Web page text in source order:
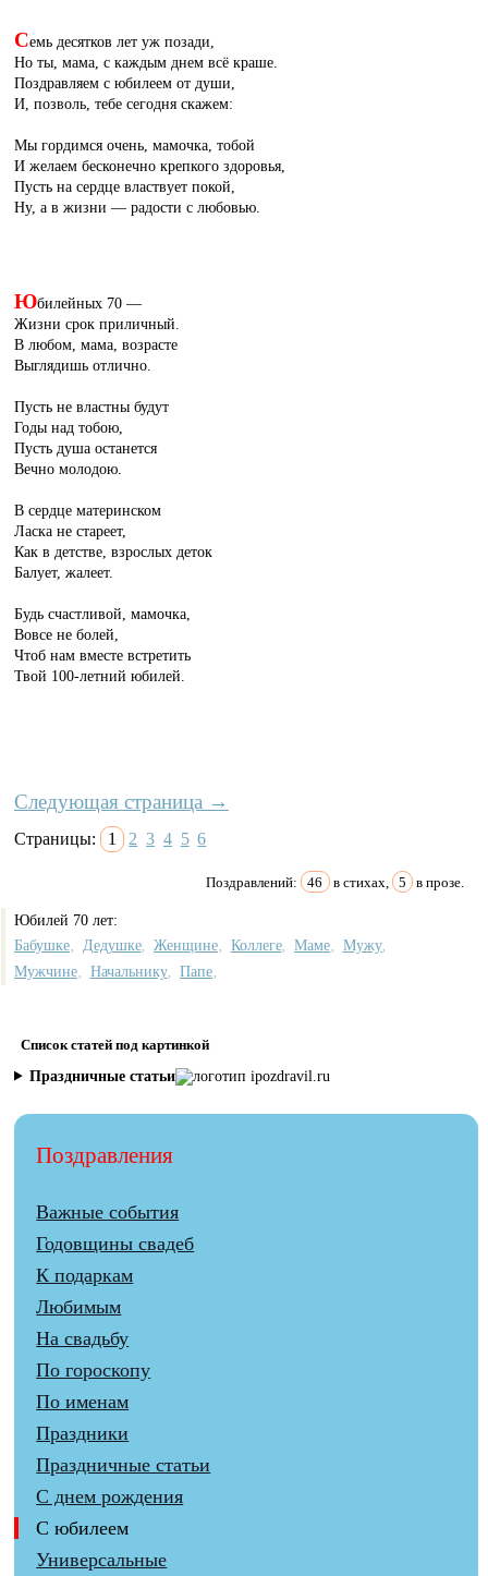
Семь десятков лет уж позади,
Но ты, мама, с каждым днем всё краше.
Поздравляем с юбилеем от души,
И, позволь, тебе сегодня скажем:
Мы гордимся очень, мамочка, тобой
И желаем бесконечно крепкого здоровья,
Пусть на сердце властвует покой,
Ну, а в жизни — радости с любовью.
Юбилейных 70 —
Жизни срок приличный.
В любом, мама, возрасте
Выглядишь отлично.
Пусть не властны будут
Годы над тобою,
Пусть душа останется
Вечно молодою.
В сердце материнском
Ласка не стареет,
Как в детстве, взрослых деток
Балует, жалеет.
Будь счастливой, мамочка,
Вовсе не болей,
Чтоб нам вместе встретить
Твой 100-летний юбилей.
Следующая страница →
Страницы: 1 2 3 4 5 6
Поздравлений: 46 в стихах, 5 в прозе.
Юбилей 70 лет:
Бабушке
Дедушке Женщине Коллеге Маме Мужу
Мужчине Начальнику Папе
Список статей под картинкой
Праздничные статьи
Поздравления
Важные события
Годовщины свадеб
К подаркам
Любимым
На свадьбу
По гороскопу
По именам
Праздники
Праздничные статьи
С днем рождения
С юбилеем
Универсальные